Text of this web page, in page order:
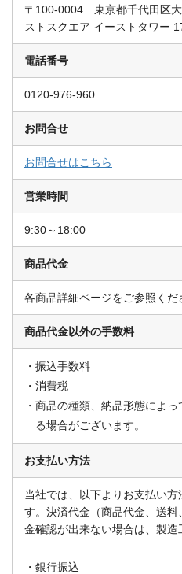
〒100-0004 東京都千代田区
ストスクエア イーストタワー
電話番号
0120-976-960
お問合せ
お問合せはこちら
営業時間
9:30～18:00
商品代金
各商品詳細ページをご参照くだ
商品代金以外の手数料
振込手数料
消費税
商品の種類、納品形態によ
る場合がございます。
お支払い方法
当社では、以下よりお支払い
す。決済代金（商品代金、送
金確認が出来ない場合は、製造
銀行振込